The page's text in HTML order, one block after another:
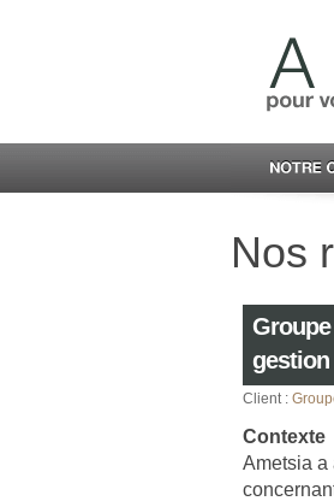
Nos
Client :
Contexte
Ametsia a